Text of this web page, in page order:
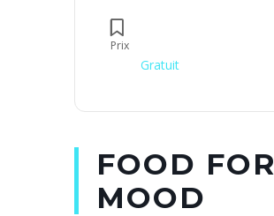
Prix
Gratuit
FOOD FOR
MOOD